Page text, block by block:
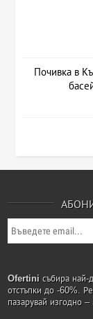
Почивка в
Ofertini събира най-
отстъпки до -60%.
пазарувай изгодно